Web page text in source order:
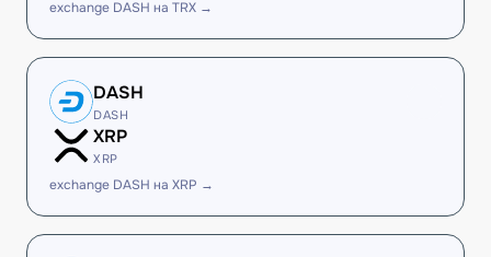
exchange DASH на TRX →
DASH
DASH
XRP
XRP
exchange DASH на XRP →